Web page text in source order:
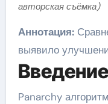
авторская съёмка)
Аннотация:
выявило
Введение
Panarchy